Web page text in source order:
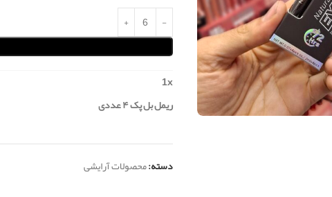
1x
ریمل بل پک ۴ عددی
دسته:محصولات آرایشی